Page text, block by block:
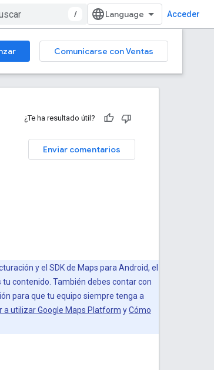
/ Acceder
Comunicarse con Ventas
¿Te ha resultado útil?
Enviar comentarios
y el SDK de Maps para Android, el
tu contenido. También debes contar con
para que tu equipo siempre tenga a
a utilizar Google Maps Platform yCómo